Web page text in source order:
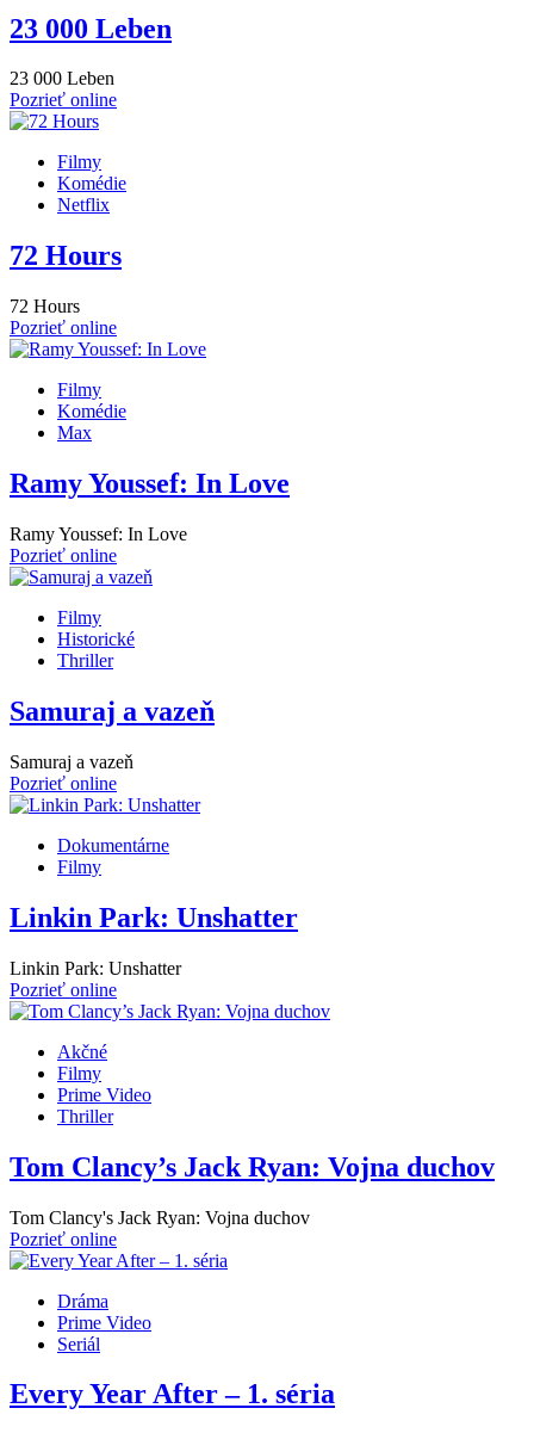
23 000 Leben
23 000 Leben
Pozrieť online
Filmy
Komédie
Netflix
72 Hours
72 Hours
Pozrieť online
Filmy
Komédie
Max
Ramy Youssef: In Love
Ramy Youssef: In Love
Pozrieť online
Filmy
Historické
Thriller
Samuraj a vazeň
Samuraj a vazeň
Pozrieť online
Dokumentárne
Filmy
Linkin Park: Unshatter
Linkin Park: Unshatter
Pozrieť online
Akčné
Filmy
Prime Video
Thriller
Tom Clancy’s Jack Ryan: Vojna duchov
Tom Clancy's Jack Ryan: Vojna duchov
Pozrieť online
Dráma
Prime Video
Seriál
Every Year After – 1. séria